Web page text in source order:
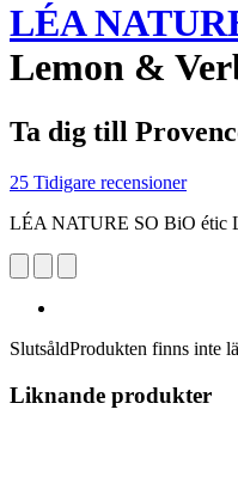
LÉA
Lemon &
Ta dig till
25 Tidigare recensioner
LÉA NATURE SO BiO étic
SlutsåldProdukten finns inte
Liknande produkter